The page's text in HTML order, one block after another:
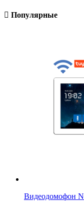
Популярные
Видеодомофон